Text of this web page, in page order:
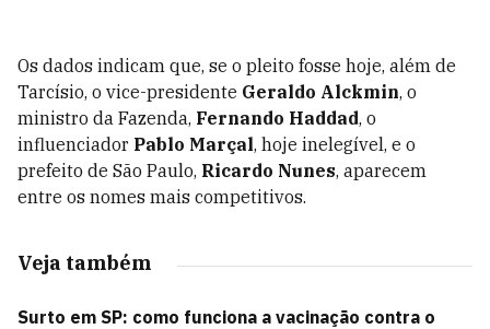
Os dados indicam que, se o pleito fosse hoje, além de
Tarcísio, o vice-presidente Geraldo Alckmin, o
ministro da Fazenda, Fernando Haddad, o
influenciador Pablo Marçal, hoje inelegível, e o
prefeito de São Paulo, Ricardo Nunes, aparecem
entre os nomes mais competitivos.
Veja também
Surto em SP: como funciona a vacinação contra o